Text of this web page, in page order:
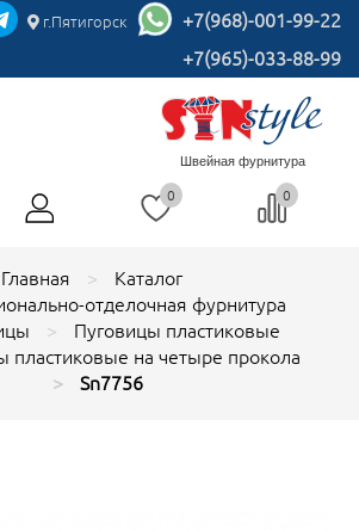
г.Пятигорск
+7(968)-001-99-22
+7(965)-033-88-99
Швейная фурнитура
0 0
Главная
Каталог
отделочная фурнитура
Пуговицы пластиковые
пластиковые на четыре прокола
Sn7756